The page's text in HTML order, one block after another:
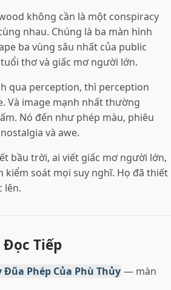
không cần là một conspiracy
nhau. Chúng là ba màn hình
ba vùng sâu nhất của public
thơ và giấc mơ người lớn.
qua perception, thì perception
Và image mạnh nhất thường
Nó đến như phép màu, phiêu
và awe.
bầu trời, ai viết giấc mơ người lớn,
kiểm soát mọi suy nghĩ. Họ đã thiết
lên.
Tiếp
Đũa Phép Của Phù Thủy — màn